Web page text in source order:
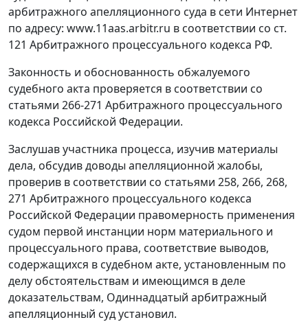
арбитражного апелляционного суда в сети Интернет
по адресу: www.11aas.arbitr.ru в соответствии со ст.
121 Арбитражного процессуального кодекса РФ.
Законность и обоснованность обжалуемого
судебного акта проверяется в соответствии со
статьями 266-271 Арбитражного процессуального
кодекса Российской Федерации.
Заслушав участника процесса, изучив материалы
дела, обсудив доводы апелляционной жалобы,
проверив в соответствии со статьями 258, 266, 268,
271 Арбитражного процессуального кодекса
Российской Федерации правомерность применения
судом первой инстанции норм материального и
процессуального права, соответствие выводов,
содержащихся в судебном акте, установленным по
делу обстоятельствам и имеющимся в деле
доказательствам, Одиннадцатый арбитражный
апелляционный суд установил.